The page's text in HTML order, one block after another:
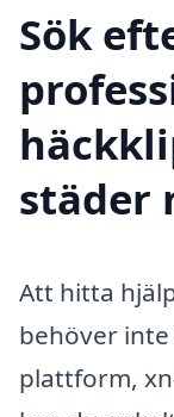
Sök
städer
Att hitta
behöver
plattform,